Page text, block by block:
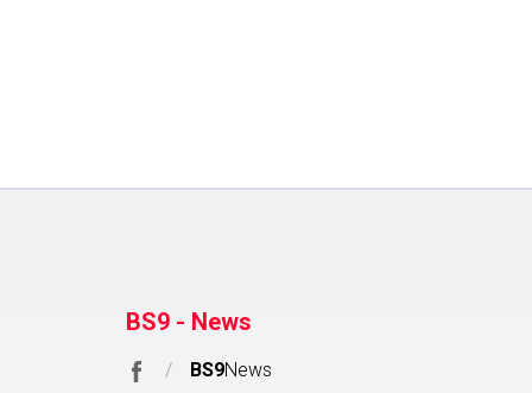
BS9 - News
/ BS9News